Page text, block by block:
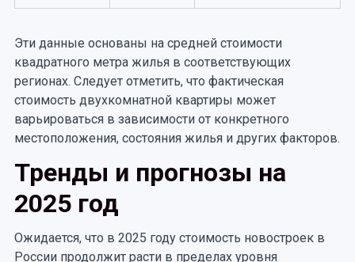
Эти данные основаны на средней стоимости
квадратного метра жилья в соответствующих
регионах. Следует отметить, что фактическая
стоимость двухкомнатной квартиры может
варьироваться в зависимости от конкретного
местоположения, состояния жилья и других факторов.
Тренды и прогнозы на
2025 год
Ожидается, что в 2025 году стоимость новостроек в
России продолжит расти в пределах уровня